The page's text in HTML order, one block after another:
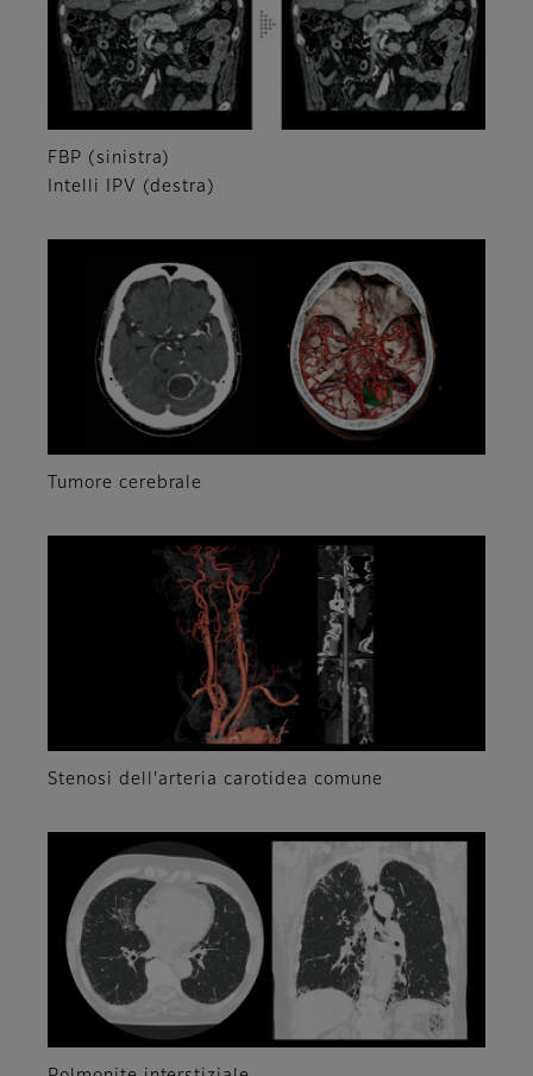
FBP (sinistra)
Intelli IPV (destra)
Tumore cerebrale
Stenosi dell'arteria carotidea comune